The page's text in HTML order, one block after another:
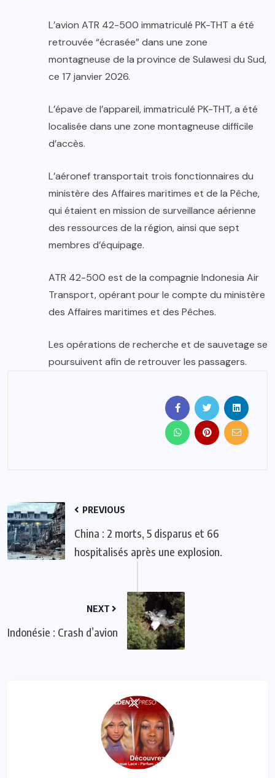
L’avion ATR 42-500 immatriculé PK-THT a été
retrouvée “écrasée” dans une zone
montagneuse de la province de Sulawesi du Sud,
ce 17 janvier 2026.
L’épave de l’appareil, immatriculé PK-THT, a été
localisée dans une zone montagneuse difficile
d’accès.
L’aéronef transportait trois fonctionnaires du
ministère des Affaires maritimes et de la Pêche,
qui étaient en mission de surveillance aérienne
des ressources de la région, ainsi que sept
membres d’équipage.
ATR 42-500 est de la compagnie Indonesia Air
Transport, opérant pour le compte du ministère
des Affaires maritimes et des Pêches.
Les opérations de recherche et de sauvetage se
poursuivent afin de retrouver les passagers.
PREVIOUS
China : 2 morts, 5 disparus et 66
hospitalisés après une explosion.
NEXT
Indonésie : Crash d’avion